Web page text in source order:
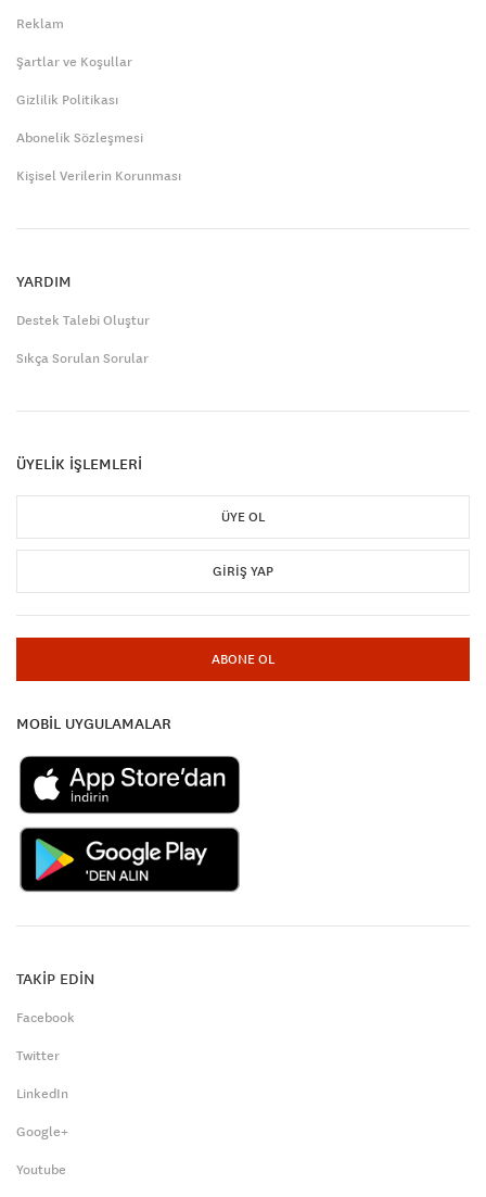
Reklam
Şartlar ve Koşullar
Gizlilik Politikası
Abonelik Sözleşmesi
Kişisel Verilerin Korunması
YARDIM
Destek Talebi Oluştur
Sıkça Sorulan Sorular
ÜYELİK İŞLEMLERİ
ÜYE OL
GIRIŞ YAP
ABONE OL
MOBİL UYGULAMALAR
TAKİP EDİN
Facebook
Twitter
LinkedIn
Google+
Youtube